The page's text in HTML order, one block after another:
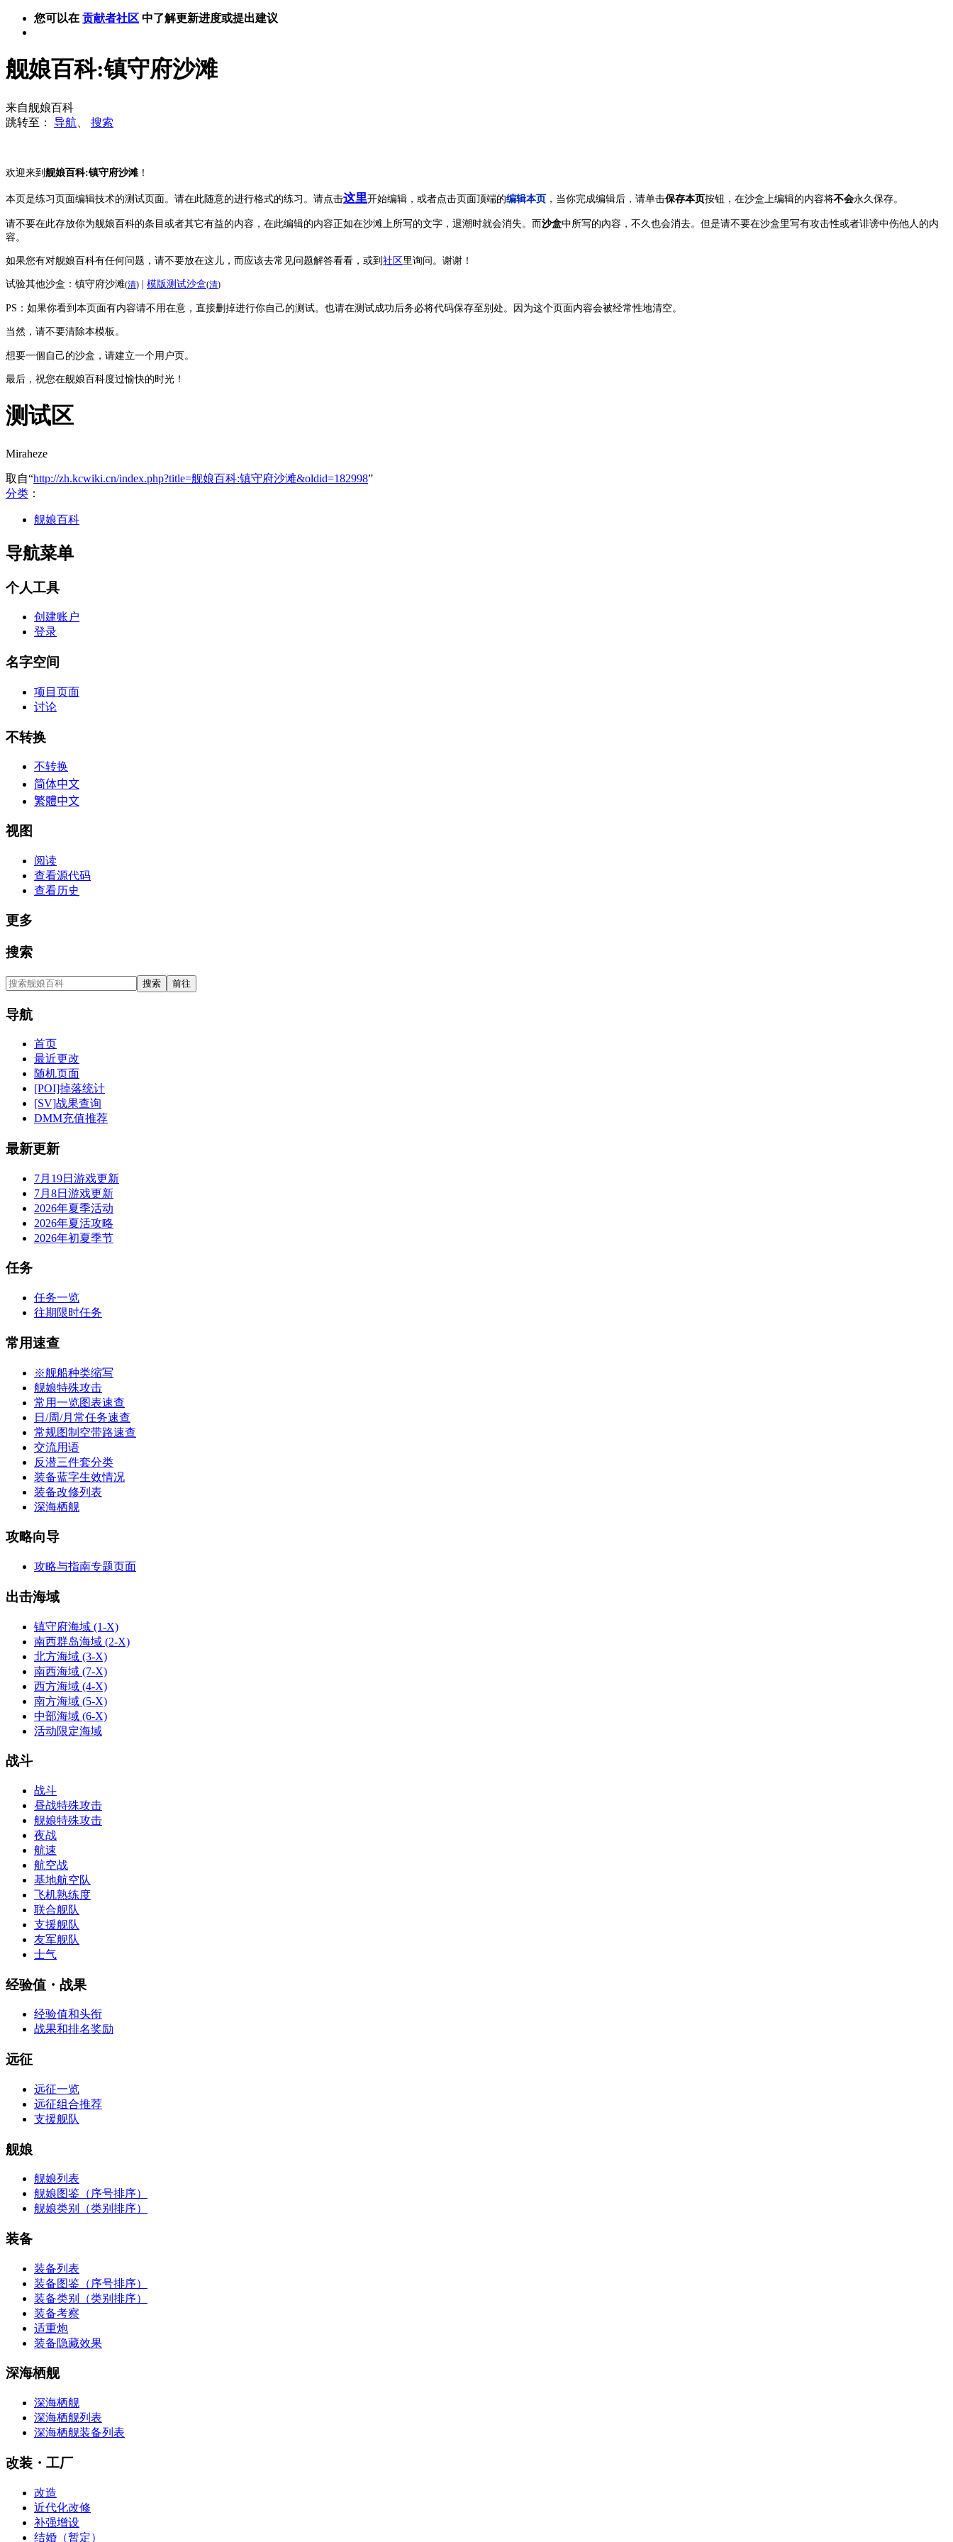
您可以在 贡献者社区 中了解更新进度或提出建议
舰娘百科:镇守府沙滩
来自舰娘百科
跳转至： 导航 搜索
欢迎来到舰娘百科:镇守府沙滩 ！
本页是练习页面编辑技术的测试页面。请在此随意的进行格式的练习。请点击这里开始编辑，或者点击页面顶端的编辑本页 ，当你完成编辑后，请单击保存本页按钮，在沙盒上编辑的内容将不会永久保存。
请不要在此存放你为舰娘百科的条目或者其它有益的内容，在此编辑的内容正如在沙滩上所写的文字，退潮时就会消失。而沙盒中所写的內容，不久也会消去。但是请不要在沙盒里写有攻击性或者诽谤中伤他人的内
容。
如果您有对舰娘百科有任何问题，请不要放在这儿，而应该去常见问题解答看看，或到社区里询问。谢谢！
试验其他沙盒： 镇守府沙滩(清) | 模版测试沙盒(清)
PS：如果你看到本页面有内容请不用在意，直接删掉进行你自己的测试。也请在测试成功后务必将代码保存至别处。因为这个页面内容会被经常性地清空。
当然，请不要清除本模板。
想要一個自己的沙盒，请建立一个用户页。
最后，祝您在舰娘百科度过愉快的时光！
测试区
Miraheze
取自“http://zh.kcwiki.cn/index.php?title=舰娘百科:镇守府沙滩&oldid=182998”
分类 ：
舰娘百科
导航菜单
个人工具
创建账户
登录
名字空间
项目页面
讨论
不转换
不转换
简体中文
繁體中文
视图
阅读
查看源代码
查看历史
更多
搜索
导航
首页
最近更改
随机页面
[POI]掉落统计
[SV]战果查询
DMM充值推荐
最新更新
7月19日游戏更新
7月8日游戏更新
2026年夏季活动
2026年夏活攻略
2026年初夏季节
任务
任务一览
往期限时任务
常用速查
※舰船种类缩写
舰娘特殊攻击
常用一览图表速查
日/周/月常任务速查
常规图制空带路速查
交流用语
反潜三件套分类
装备蓝字生效情况
装备改修列表
深海栖舰
攻略向导
攻略与指南专题页面
出击海域
镇守府海域 (1-X)
南西群岛海域 (2-X)
北方海域 (3-X)
南西海域 (7-X)
西方海域 (4-X)
南方海域 (5-X)
中部海域 (6-X)
活动限定海域
战斗
战斗
昼战特殊攻击
舰娘特殊攻击
夜战
航速
航空战
基地航空队
飞机熟练度
联合舰队
支援舰队
友军舰队
士气
经验值・战果
经验值和头衔
战果和排名奖励
远征
远征一览
远征组合推荐
支援舰队
舰娘
舰娘列表
舰娘图鉴（序号排序）
舰娘类别（类别排序）
装备
装备列表
装备图鉴（序号排序）
装备类别（类别排序）
装备考察
适重炮
装备隐藏效果
深海栖舰
深海栖舰‎‎
深海栖舰列表
深海栖舰装备列表
改装・工厂
改造
近代化改修
补强增设
结婚（暂定）